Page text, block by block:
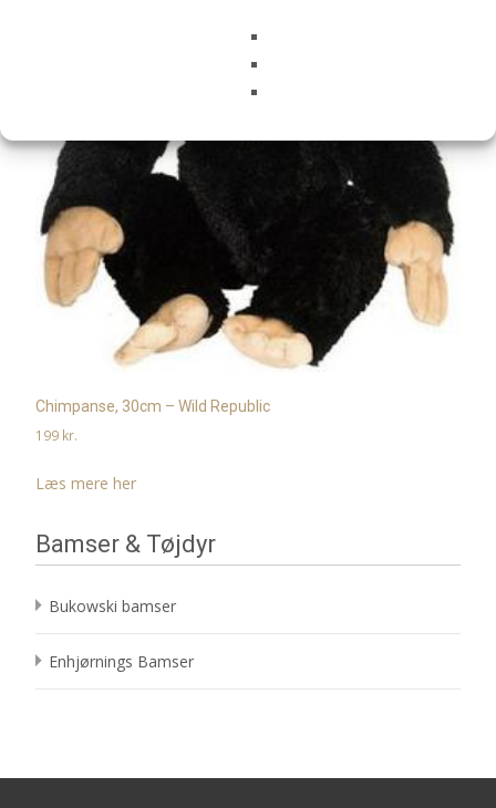
Chimpanse, 30cm – Wild Republic
199 kr.
Læs mere her
Bamser & Tøjdyr
Bukowski bamser
Enhjørnings Bamser